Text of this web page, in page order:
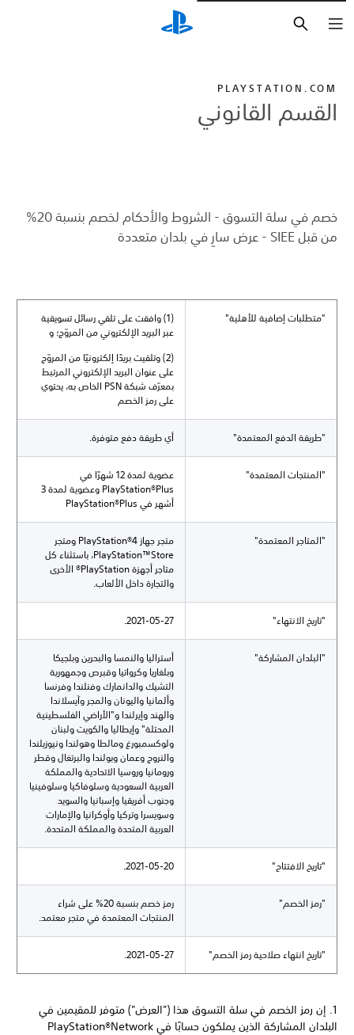
PLAYSTATION.COM
القسم القانوني
خصم في سلة التسوق - الشروط والأحكام لخصم بنسبة 20%
من قبل SIEE - عرض سارٍ في بلدان متعددة
"متطلبات إضافية للأهلية"
(1) وافقت على تلقي رسائل تسويقية
عبر البريد الإلكتروني من المروّج؛ و
(2) وتلقيت بريدًا إلكترونيًا من المروّج
على عنوان البريد الإلكتروني المرتبط
بمعرّف شبكة PSN الخاص به، يحتوي
على رمز الخصم
"طريقة الدفع المعتمدة" أي طريقة دفع متوفرة.
"المنتجات المعتمدة"
عضوية لمدة 12 شهرًا في
PlayStation®Plus وعضوية لمدة 3
أشهر في PlayStation®Plus
"المتاجر المعتمدة"
متجر جهاز PlayStation®4 ومتجر
PlayStation™Store، باستثناء كل
متاجر أجهزة PlayStation® الأخرى
والتجارة داخل الألعاب.
"تاريخ الانتهاء" 2021-05-27.
"البلدان المشاركة"
أستراليا والنمسا والبحرين وبلجيكا
وبلغاريا وكرواتيا وقبرص وجمهورية
التشيك والدانمارك وفنلندا وفرنسا
وألمانيا واليونان والمجر وآيسلاندا
والهند وإيرلندا و"الأراضي الفلسطينية
المحتلة" وإيطاليا والكويت ولبنان
ولوكسمبورغ ومالطا وهولندا ونيوزيلندا
والنروج وعمان وبولندا والبرتغال وقطر
ورومانيا وروسيا الاتحادية والمملكة
العربية السعودية وسلوفاكيا وسلوفينيا
وجنوب أفريقيا وإسبانيا والسويد
وسويسرا وتركيا وأوكرانيا والإمارات
العربية المتحدة والمملكة المتحدة.
"تاريخ الافتتاح" 2021-05-20.
"رمز الخصم"
رمز خصم بنسبة 20% على شراء
المنتجات المعتمدة في متجر معتمد.
"تاريخ انتهاء صلاحية رمز الخصم" 2021-05-27.
1. إن رمز الخصم في سلة التسوق هذا ("العرض") متوفر للمقيمين في